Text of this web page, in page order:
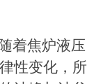
着焦炉液压
性变化，所